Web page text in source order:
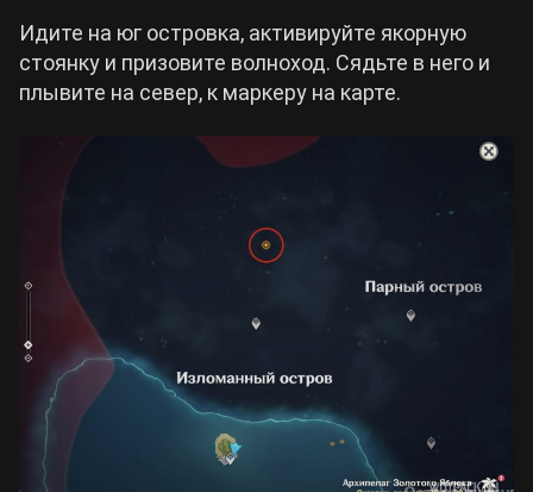
Идите на юг островка, активируйте якорную
стоянку и призовите волноход. Сядьте в него и
плывите на север, к маркеру на карте.